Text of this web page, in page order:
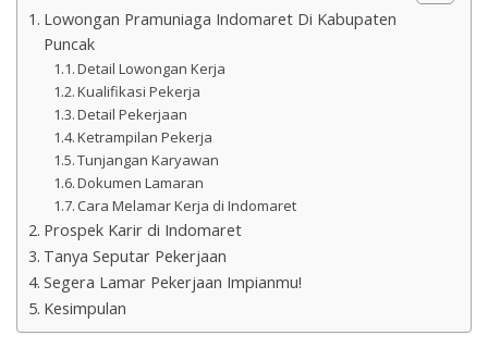
Lowongan Pramuniaga Indomaret Di Kabupaten
Puncak
Detail Lowongan Kerja
Kualifikasi Pekerja
Detail Pekerjaan
Ketrampilan Pekerja
Tunjangan Karyawan
Dokumen Lamaran
Cara Melamar Kerja di Indomaret
Prospek Karir di Indomaret
Tanya Seputar Pekerjaan
Segera Lamar Pekerjaan Impianmu!
Kesimpulan